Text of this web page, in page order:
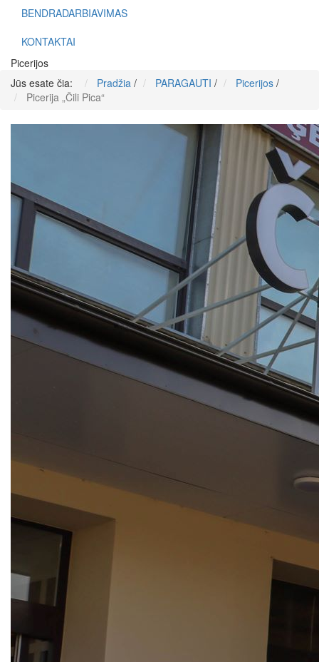
BENDRADARBIAVIMAS
KONTAKTAI
Picerijos
Jūs esate čia:
Pradžia / PARAGAUTI / Picerijos /
Picerija „Čili Pica“